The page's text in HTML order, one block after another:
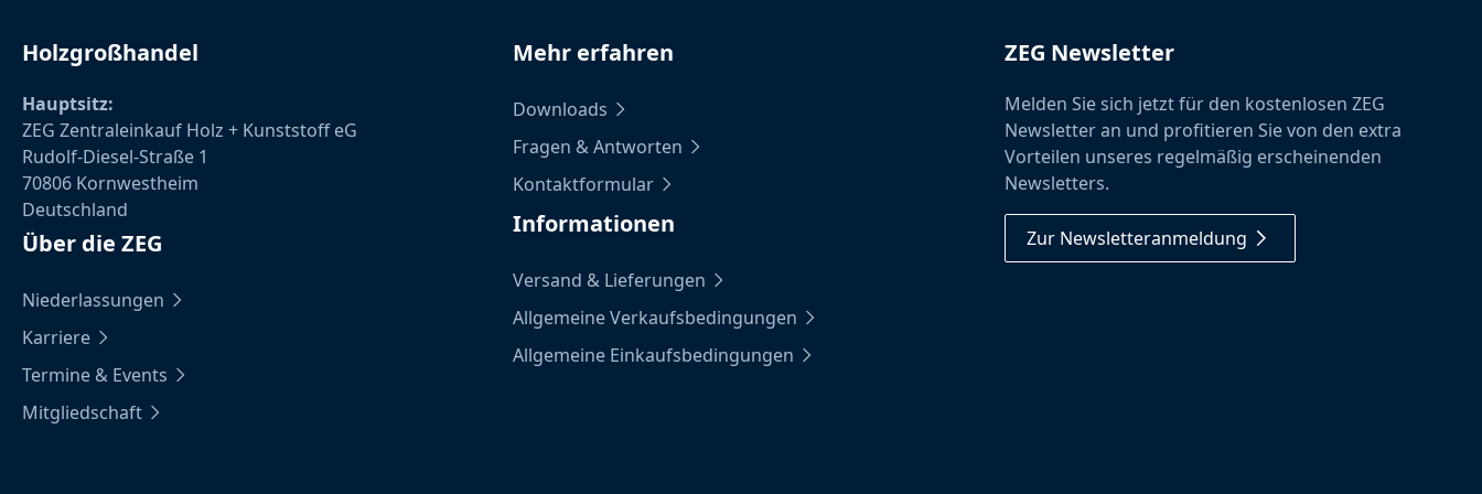
Holzgroßhandel
Hauptsitz:
ZEG Zentraleinkauf Holz + Kunststoff eG
Rudolf-Diesel-Straße 1
70806 Kornwestheim
Deutschland
Über die ZEG
Niederlassungen
Karriere
Termine & Events
Mitgliedschaft
Mehr erfahren
Downloads
Fragen & Antworten
Kontaktformular
Informationen
Versand & Lieferungen
Allgemeine Verkaufsbedingungen
Allgemeine Einkaufsbedingungen
ZEG Newsletter
Melden Sie sich jetzt für den kostenlosen ZEG
Newsletter an und profitieren Sie von den extra
Vorteilen unseres regelmäßig erscheinenden
Newsletters.
Zur Newsletteranmeldung